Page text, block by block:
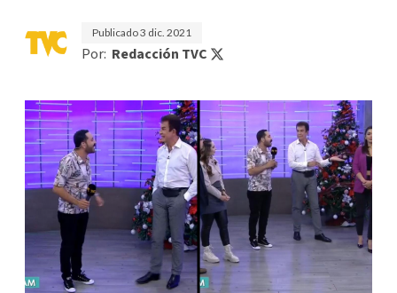
Publicado3 dic. 2021
Por: Redacción TVC